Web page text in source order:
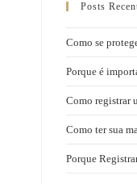
Posts
Como se
Porque é
Como registrar
Como ter sua
Porque